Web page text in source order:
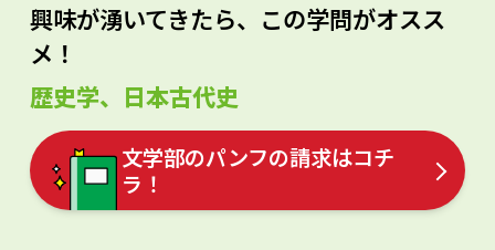
興味が湧いてきたら、この学問がオスス
メ！
歴史学、日本古代史
文学部のパンフの請求はコチ
ラ！